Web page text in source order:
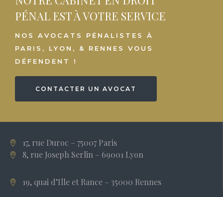
PÉNAL EST À VOTRE SERVICE
NOS AVOCATS PÉNALISTES À
PARIS, LYON, & RENNES VOUS
DÉFENDENT !
CONTACTER UN AVOCAT
17, rue Duroc – 75007 Paris
8, rue Joseph Serlin – 69001 Lyon
19, quai d’Ille et Rance – 35000 Rennes